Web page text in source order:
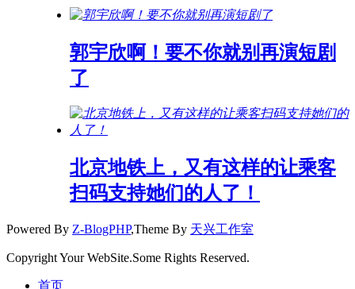
郭宇欣啊！要不你就别再演短剧
了
北京地铁上，又有这样的让乘客
扫码支持她们的人了！
Powered By Z-BlogPHP,Theme By 天兴工作室
Copyright Your WebSite.Some Rights Reserved.
首页